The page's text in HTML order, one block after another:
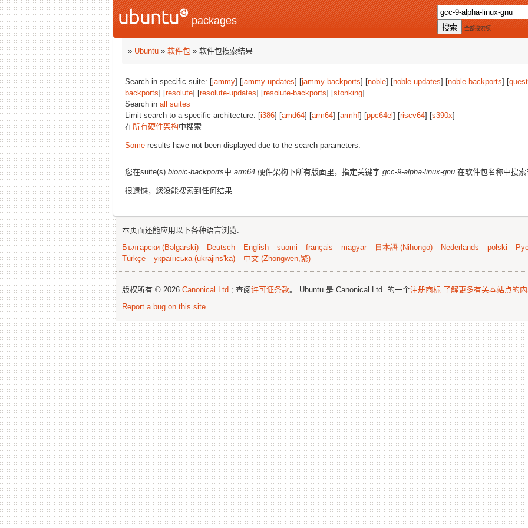
packages
全部搜索项
» Ubuntu » 软件包 » 软件包搜索结果
Search in specific suite: [jammy] [jammy-updates] [jammy-backports] [noble] [noble-updates] [noble-backports] [
backports] [resolute] [resolute-updates] [resolute-backports] [stonking]
Search in all suites
Limit search to a specific architecture: [i386] [amd64] [arm64] [armhf] [ppc64el ] [riscv64] [s390x]
在所有硬件架构中搜索
Some results have not been displayed due to the search parameters.
您在suite(s) bionic-backports中 arm64 硬件架构下所有版面里，指定关键字 gcc-9-alpha-linux-gnu 在软件包名称中搜
很遗憾，您没能搜索到任何结果
本页面还能应用以下各种语言浏览:
Български (Bəlgarski)
Deutsch English suomi français magyar 日本語 (Nihongo) Nederlands polski
Türkçe
українська (ukrajins'ka) 中文 (Zhongwen,繁)
版权所有 © 2026 Canonical Ltd.; 查阅许可证条款。 Ubuntu 是 Canonical Ltd. 的一个注册商标 了解更多有关本站点的
Report a bug on this site.